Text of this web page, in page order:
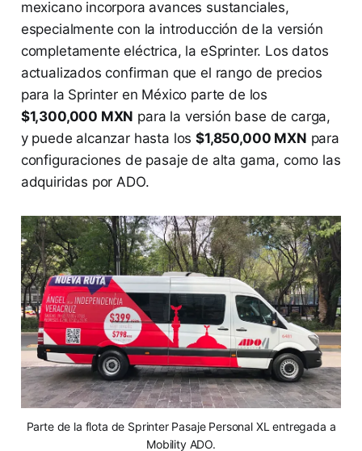
mexicano incorpora avances sustanciales,
especialmente con la introducción de la versión
completamente eléctrica, la eSprinter. Los datos
actualizados confirman que el rango de precios
para la Sprinter en México parte de los
$1,300,000 MXN para la versión base de carga,
y puede alcanzar hasta los$1,850,000 MXN para
configuraciones de pasaje de alta gama, como las
adquiridas por ADO.
Parte de la flota de Sprinter Pasaje Personal XL entregada a
Mobility ADO.